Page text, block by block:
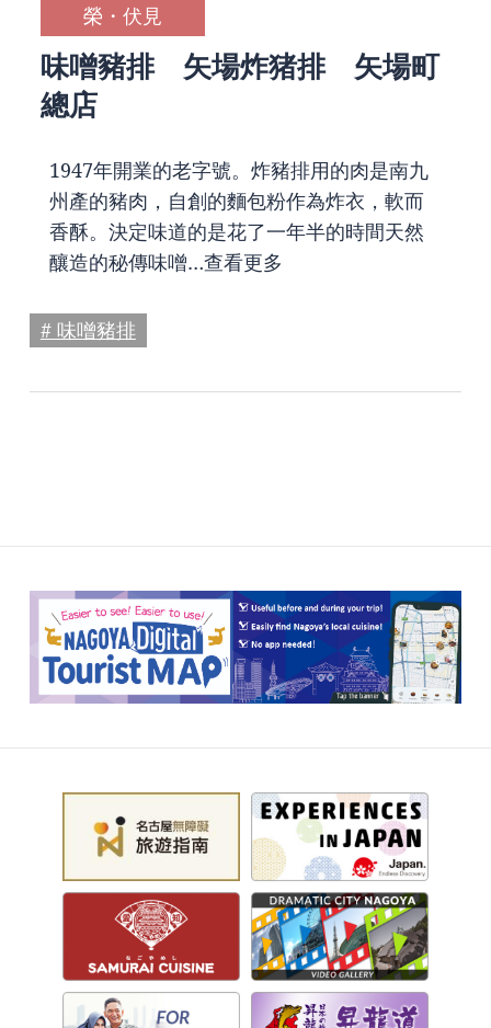
榮・伏見
味噌豬排 矢場炸猪排 矢場町
總店
1947年開業的老字號。炸豬排用的肉是南九
州產的豬肉，自創的麵包粉作為炸衣，軟而
香酥。決定味道的是花了一年半的時間天然
釀造的秘傳味噌…查看更多
# 味噌豬排